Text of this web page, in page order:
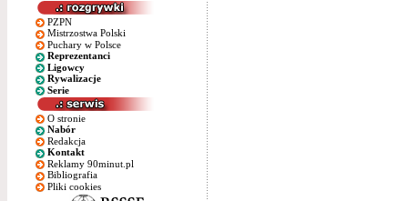
PZPN
Mistrzostwa Polski
Puchary w Polsce
Reprezentanci
Ligowcy
Rywalizacje
Serie
O stronie
Nabór
Redakcja
Kontakt
Reklamy 90minut.pl
Bibliografia
Pliki cookies